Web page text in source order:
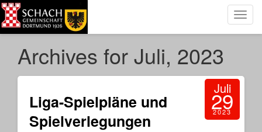
Archives for Juli, 2023
Liga-Spielpläne und
Spielverlegungen
Juli
29
2023